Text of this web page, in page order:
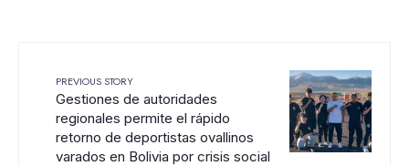
PREVIOUS STORY
Gestiones de autoridades
regionales permite el rápido
retorno de deportistas ovallinos
varados en Bolivia por crisis social